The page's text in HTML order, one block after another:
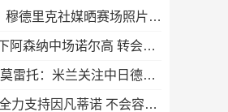
时隔614天复出！穆德里克社媒晒赛场照片：好久不见
官方：埃弗顿签下阿森纳中场诺尔高 转会费700万镑签约2年
身价1500万欧！莫雷托：米兰关注中日德兰的智利前锋奥索里奥
FIFA官方：仍将全力支持因凡蒂诺 不会容忍外界对FIFA诚信的攻击